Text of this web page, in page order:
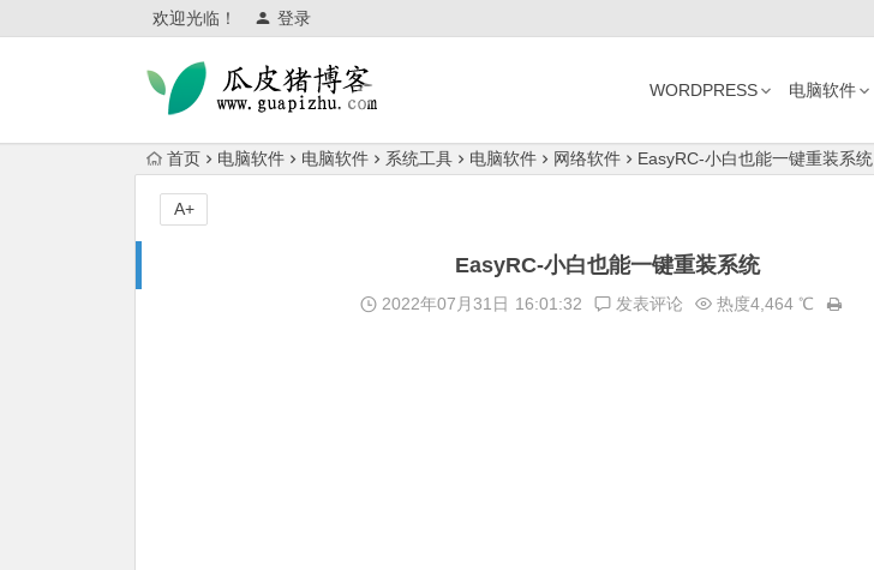
欢迎光临！ 登录
WORDPRESS 电脑软件
首页 电脑软件 电脑软件 系统工具 电脑软件 网络软件 EasyRC-小白也能一键重装系统
EasyRC-小白也能一键重装系统
2022年07月31日 16:01:32 发表评论 热度4,464 ℃
A+